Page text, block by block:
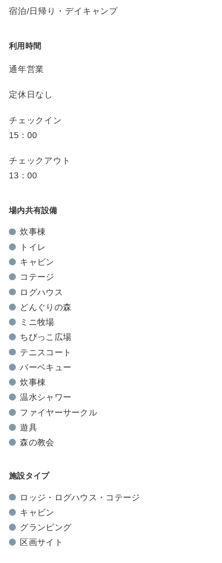
宿泊/日帰り・デイキャンプ
利用時間
通年営業
定休日なし
チェックイン
15：00
チェックアウト
13：00
場内共有設備
炊事棟
トイレ
キャビン
コテージ
ログハウス
どんぐりの森
ミニ牧場
ちびっこ広場
テニスコート
バーベキュー
炊事棟
温水シャワー
ファイヤーサークル
遊具
森の教会
施設タイプ
ロッジ・ログハウス・コテージ
キャビン
グランピング
区画サイト